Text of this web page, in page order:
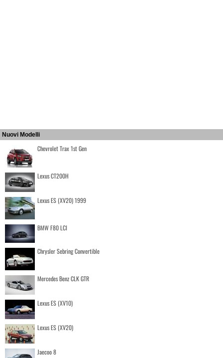
Nuovi Modelli
Chevrolet Trax 1st Gen
Lexus CT200H
Lexus ES (XV20) 1999
BMW F80 LCI
Chrysler Sebring Convertible
Mercedes Benz CLK GTR
Lexus ES (XV10)
Lexus ES (XV20)
Jaecoo 8